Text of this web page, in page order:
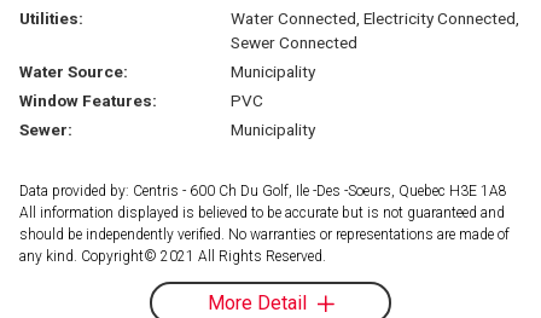
Utilities:
Water Connected, Electricity Connected,
Sewer Connected
Water Source:
Municipality
Window Features:
PVC
Sewer:
Municipality
Data provided by: Centris - 600 Ch Du Golf, Ile -Des -Soeurs, Quebec H3E 1A8
All information displayed is believed to be accurate but is not guaranteed and
should be independently verified. No warranties or representations are made of
any kind. Copyright© 2021 All Rights Reserved.
More Detail